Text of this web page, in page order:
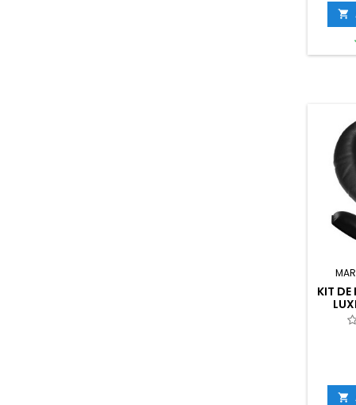

KIT DE
